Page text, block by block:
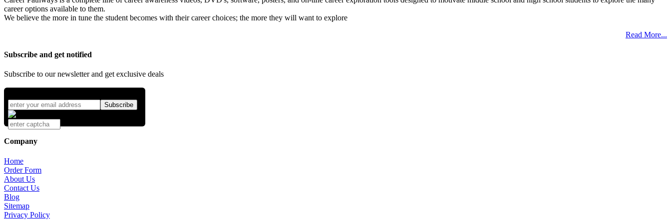
career options available to them.
We believe the more in tune the student becomes with their career choices; the more they will want to explore
Read More...
Subscribe and get notified
Subscribe to our newsletter and get exclusive deals
Company
Home
Order Form
About Us
Contact Us
Blog
Sitemap
Privacy Policy